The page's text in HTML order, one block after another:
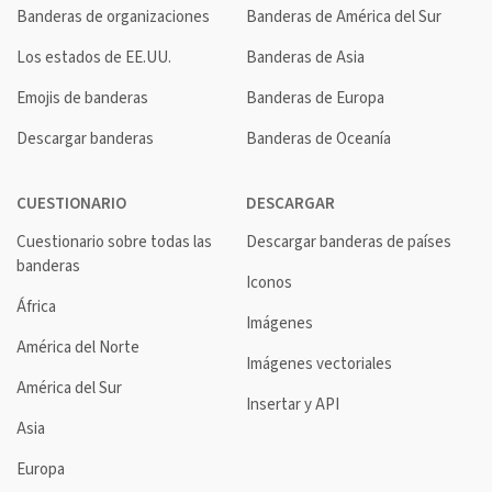
Banderas de organizaciones
Los estados de EE.UU.
Emojis de banderas
Descargar banderas
Banderas de América del Sur
Banderas de Asia
Banderas de Europa
Banderas de Oceanía
CUESTIONARIO
Cuestionario sobre todas las
banderas
África
América del Norte
América del Sur
Asia
Europa
DESCARGAR
Descargar banderas de países
Iconos
Imágenes
Imágenes vectoriales
Insertar y API